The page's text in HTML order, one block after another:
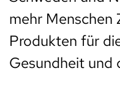
mehr Menschen
Produkten für
Gesundheit und